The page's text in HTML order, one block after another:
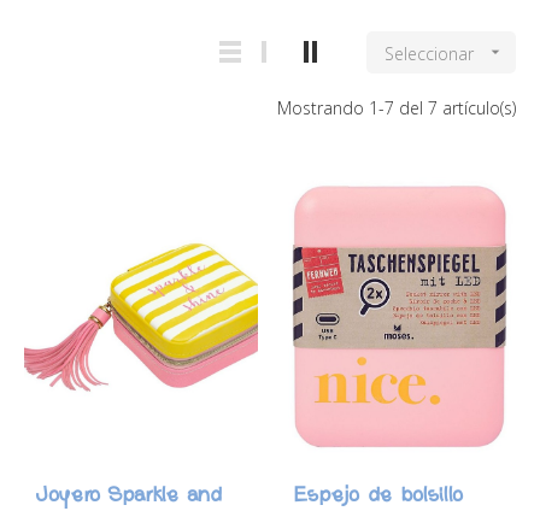
Seleccionar 
Mostrando 1-7 del 7 artículo(s)
Joyero Sparkle and
Espejo de bolsillo